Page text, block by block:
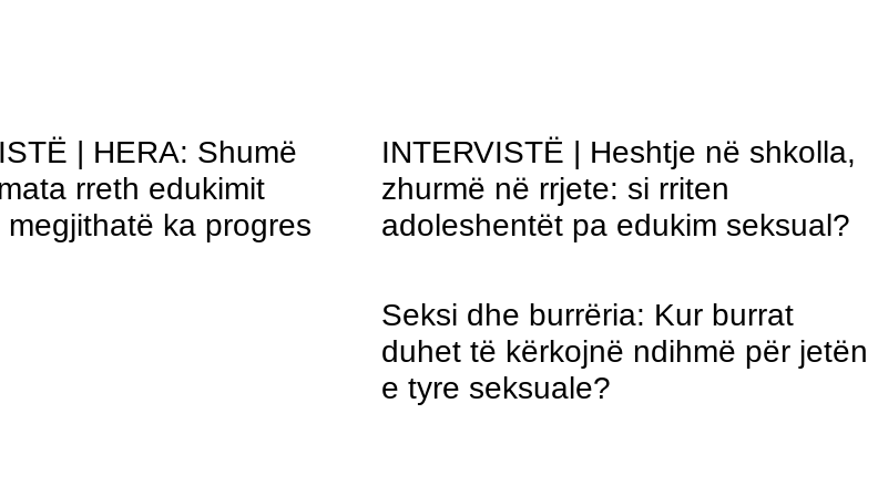
| HERA: Shumë
rreth edukimit
megjithatë ka progres
INTERVISTË | Heshtje në shkolla,
zhurmë në rrjete: si rriten
adoleshentët pa edukim seksual?
Seksi dhe burrëria: Kur burrat
duhet të kërkojnë ndihmë për jetën
e tyre seksuale?